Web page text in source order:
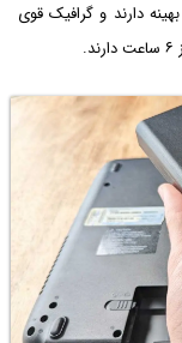
دارند و گرافیک قوی